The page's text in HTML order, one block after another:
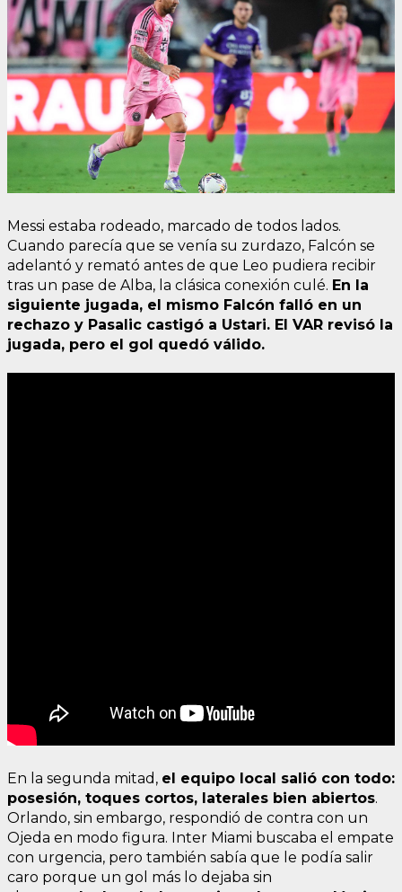
Messi estaba rodeado, marcado de todos lados.
Cuando parecía que se venía su zurdazo, Falcón se
adelantó y remató antes de que Leo pudiera recibir
tras un pase de Alba, la clásica conexión culé. En la
siguiente jugada, el mismo Falcón falló en un
rechazo y Pasalic castigó a Ustari. El VAR revisó la
jugada, pero el gol quedó válido.
En la segunda mitad, el equipo local salió con todo:
posesión, toques cortos, laterales bien abiertos.
Orlando, sin embargo, respondió de contra con un
Ojeda en modo figura. Inter Miami buscaba el empate
con urgencia, pero también sabía que le podía salir
caro porque un gol más lo dejaba sin